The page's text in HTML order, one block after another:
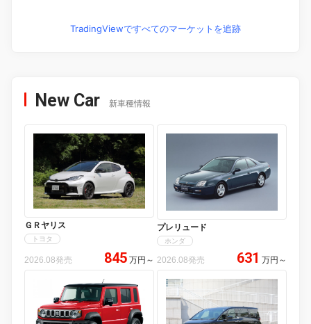
TradingViewですべてのマーケットを追跡
New Car 新車種情報
ＧＲヤリス
トヨタ
2026.08発売 845 万円 ～
プレリュード
ホンダ
2026.08発売 631 万円 ～